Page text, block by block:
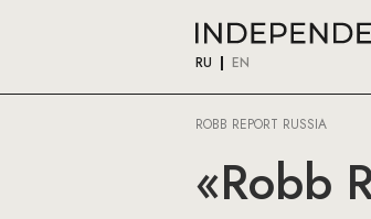
RU EN
ROBB REPORT RUSSIA
«Robb